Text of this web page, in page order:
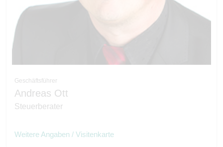
Geschäftsführer
Andreas Ott
Steuerberater
Weitere Angaben / Visitenkarte